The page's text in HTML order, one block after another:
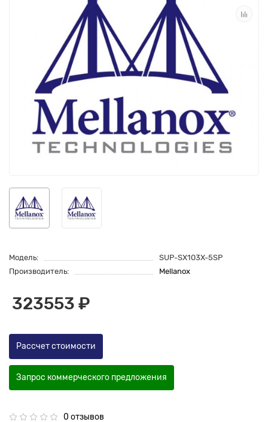
Модель:
SUP-SX103X-5SP
Производитель:
Mellanox
323553 ₽
Рассчет стоимости
Запрос коммерческого предложения
0 отзывов